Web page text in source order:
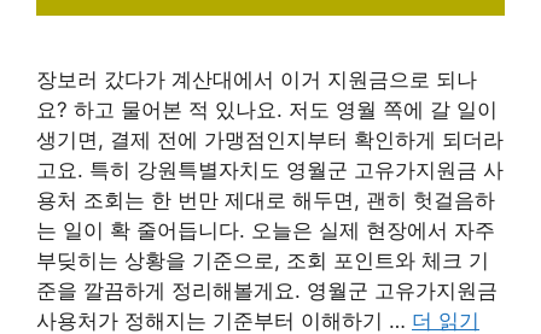
장보러 갔다가 계산대에서 이거 지원금으로 되나
요? 하고 물어본 적 있나요. 저도 영월 쪽에 갈 일이
생기면, 결제 전에 가맹점인지부터 확인하게 되더라
고요. 특히 강원특별자치도 영월군 고유가지원금 사
용처 조회는 한 번만 제대로 해두면, 괜히 헛걸음하
는 일이 확 줄어듭니다. 오늘은 실제 현장에서 자주
부딪히는 상황을 기준으로, 조회 포인트와 체크 기
준을 깔끔하게 정리해볼게요. 영월군 고유가지원금
사용처가 정해지는 기준부터 이해하기 … 더 읽기